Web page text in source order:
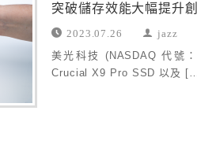
突破儲存效能大幅提升
2023.07.26 jazz
美光科技 (NASDAQ 代號
Crucial X9 Pro SSD 以及